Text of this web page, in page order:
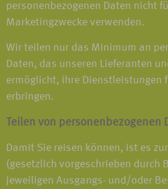
personenbezogenen Daten nicht
Marketingzwecke verwenden.
Wir teilen nur das Minimum an
Daten, das unseren Lieferanten
ermöglicht, ihre Dienstleistungen
erbringen.
Teilen von personenbezogenen
Damit Sie reisen können, ist es
(gesetzlich vorgeschrieben durch
jeweiligen Ausgangs- und/oder